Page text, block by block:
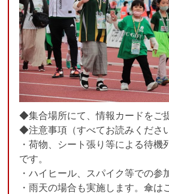
◆集合場所にて、情報カードをご
◆注意事項（すべてお読みください
・荷物、シート張り等による待機
です。
・ハイヒール、スパイク等での参
・雨天の場合も実施します。傘は